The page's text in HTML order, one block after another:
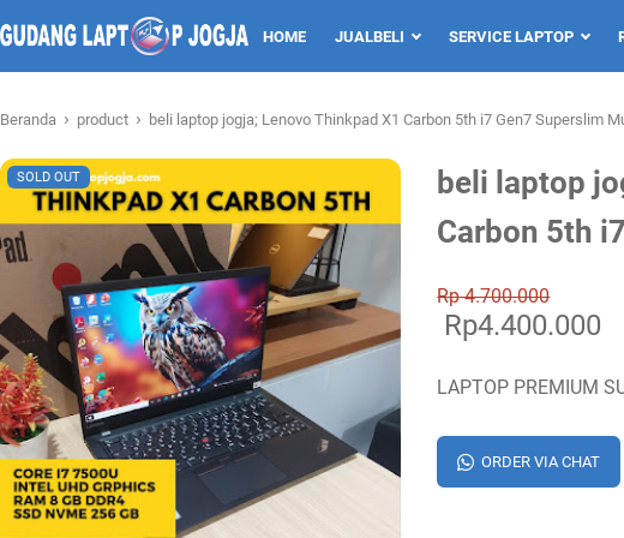
HOME JUALBELI SERVICE LAPTOP
Beranda › product › beli laptop jogja; Lenovo Thinkpad X1 Carbon 5th i7 Gen7 Superslim
beli laptop
Carbon 5th
SOLD OUT
Rp 4.700.000
Rp4.400.000
LAPTOP PREMIUM
ORDER VIA CHAT